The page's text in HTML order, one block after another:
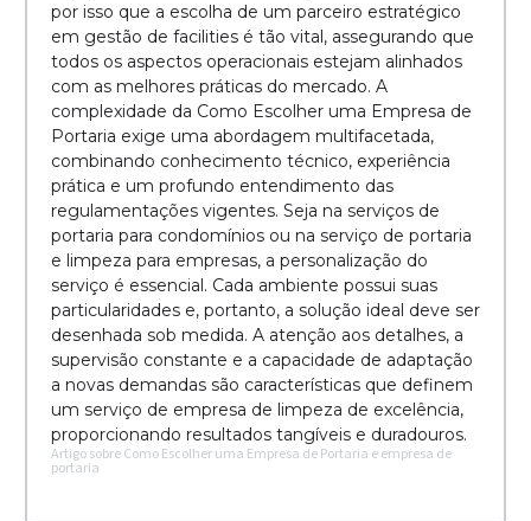
por isso que a escolha de um parceiro estratégico
em gestão de facilities é tão vital, assegurando que
todos os aspectos operacionais estejam alinhados
com as melhores práticas do mercado. A
complexidade da Como Escolher uma Empresa de
Portaria exige uma abordagem multifacetada,
combinando conhecimento técnico, experiência
prática e um profundo entendimento das
regulamentações vigentes. Seja na serviços de
portaria para condomínios ou na serviço de portaria
e limpeza para empresas, a personalização do
serviço é essencial. Cada ambiente possui suas
particularidades e, portanto, a solução ideal deve ser
desenhada sob medida. A atenção aos detalhes, a
supervisão constante e a capacidade de adaptação
a novas demandas são características que definem
um serviço de empresa de limpeza de excelência,
proporcionando resultados tangíveis e duradouros.
Artigo sobre Como Escolher uma Empresa de Portaria e empresa de
portaria